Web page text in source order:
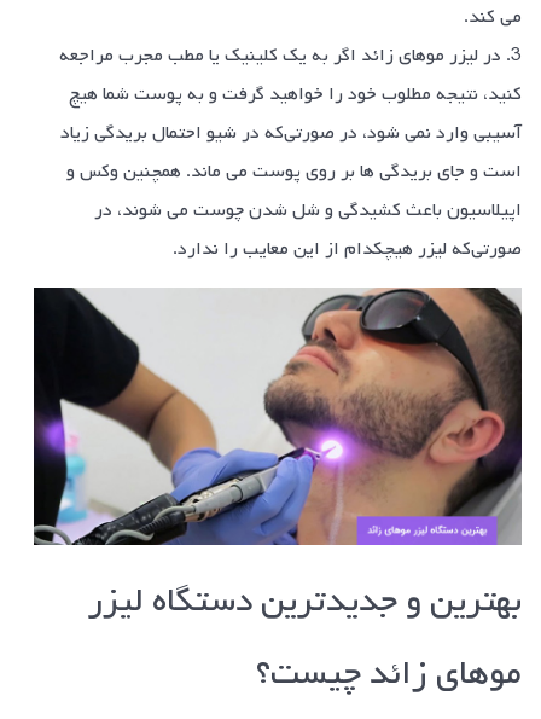
می کند.
3. در لیزر موهای زائد اگر به یک کلینیک یا مطب مجرب مراجعه
کنید، نتیجه مطلوب خود را خواهید گرفت و به پوست شما هیچ
آسیبی وارد نمی شود، در صورتی‌که در شیو احتمال بریدگی زیاد
است و جای بریدگی ها بر روی پوست می ماند. همچنین وکس و
اپیلاسیون باعث کشیدگی و شل شدن چوست می شوند، در
صورتی‌که لیزر هیچکدام از این معایب را ندارد.
بهترین و جدیدترین دستگاه لیزر
موهای زائد چیست؟